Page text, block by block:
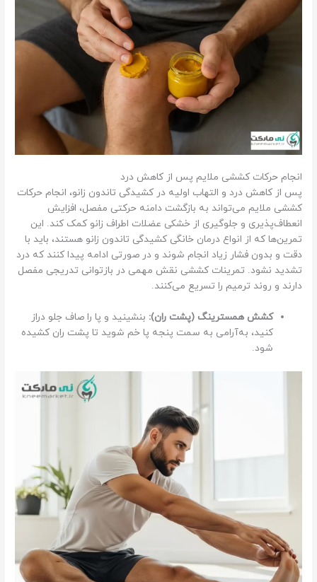
انجام حرکات کششی ملایم پس از کاهش درد
پس از کاهش درد و التهاب اولیه در کشیدگی تاندون زانو، انجام حرکات
کششی ملایم می‌تواند به بازگشت دامنه حرکتی مفصل، افزایش
انعطاف‌پذیری و جلوگیری از خشکی عضلات اطراف زانو کمک کند. این
تمرین‌ها که از انواع درمان خانگی کشیدگی تاندون زانو هستند، باید با
دقت و بدون فشار زیاد انجام شوند و در صورتی ادامه پیدا کنند که درد
تشدید نشود. تمرینات کششی نقش مهمی در بازتوانی تدریجی مفصل
دارند و روند ترمیم را تسریع می‌کنند.
کشش همسترینگ (پشت ران): بنشینید و پا را صاف جلو دراز
کنید، به‌آرامی به سمت پنجه پا خم شوید تا پشت ران کشیده
شود.